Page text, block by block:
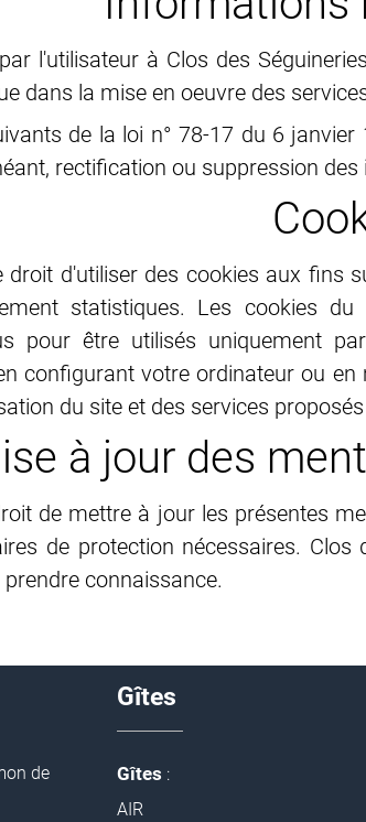
l'utilisateur à Clos des
dans la mise en oeuvre des
de la loi n° 78-17 du 6
rectification ou suppression
droit d'utiliser des cookies aux
statistiques. Les cookies
pour être utilisés uniquement
configurant votre ordinateur ou
du site et des services
à jour des
de mettre à jour les présentes
de protection nécessaires.
connaissance.
de
Gîtes
Gîtes :
AIR